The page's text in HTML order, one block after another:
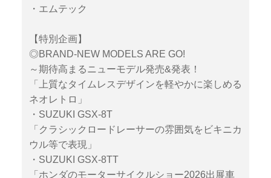
・エムテック
【特別企画】
◎BRAND-NEW MODELS ARE GO!
～期待高まるニューモデル発売&発表！
「上質なタイムレスデザインを軽やかに楽しめる
ネオレトロ」
・SUZUKI GSX-8T
「クラシックロードレーサーの雰囲気をビキニカ
ウル等で表現」
・SUZUKI GSX-8TT
「ホンダのモーターサイクルショー2026出展車